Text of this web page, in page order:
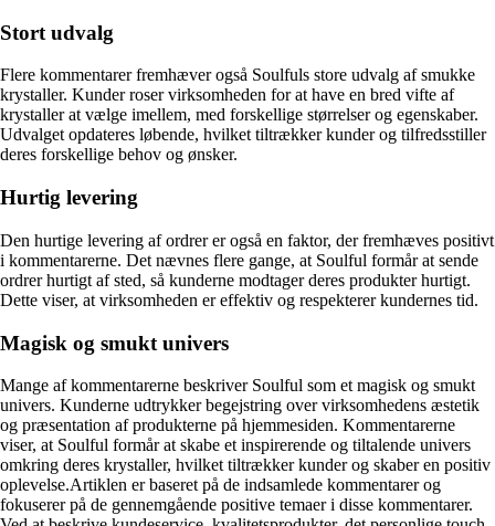
Stort udvalg
Flere kommentarer fremhæver også Soulfuls store udvalg af smukke
krystaller. Kunder roser virksomheden for at have en bred vifte af
krystaller at vælge imellem, med forskellige størrelser og egenskaber.
Udvalget opdateres løbende, hvilket tiltrækker kunder og tilfredsstiller
deres forskellige behov og ønsker.
Hurtig levering
Den hurtige levering af ordrer er også en faktor, der fremhæves positivt
i kommentarerne. Det nævnes flere gange, at Soulful formår at sende
ordrer hurtigt af sted, så kunderne modtager deres produkter hurtigt.
Dette viser, at virksomheden er effektiv og respekterer kundernes tid.
Magisk og smukt univers
Mange af kommentarerne beskriver Soulful som et magisk og smukt
univers. Kunderne udtrykker begejstring over virksomhedens æstetik
og præsentation af produkterne på hjemmesiden. Kommentarerne
viser, at Soulful formår at skabe et inspirerende og tiltalende univers
omkring deres krystaller, hvilket tiltrækker kunder og skaber en positiv
oplevelse.Artiklen er baseret på de indsamlede kommentarer og
fokuserer på de gennemgående positive temaer i disse kommentarer.